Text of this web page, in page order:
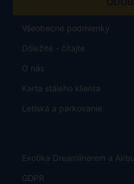
Všeobecné podmienky
Dôležité - čítajte
O nás
Karta stáleho klienta
Letiská a parkovanie
Exotika Dreamlinerem a
GDPR